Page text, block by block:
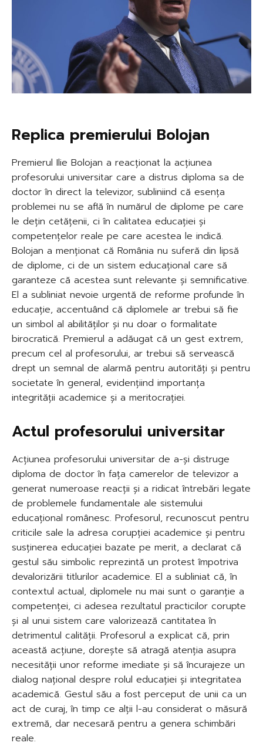
Replica premierului Bolojan
Premierul Ilie Bolojan a reacționat la acțiunea
profesorului universitar care a distrus diploma sa de
doctor în direct la televizor, subliniind că esența
problemei nu se află în numărul de diplome pe care
le dețin cetățenii, ci în calitatea educației și
competențelor reale pe care acestea le indică.
Bolojan a menționat că România nu suferă din lipsă
de diplome, ci de un sistem educațional care să
garanteze că acestea sunt relevante și semnificative.
El a subliniat nevoie urgentă de reforme profunde în
educație, accentuând că diplomele ar trebui să fie
un simbol al abilităților și nu doar o formalitate
birocratică. Premierul a adăugat că un gest extrem,
precum cel al profesorului, ar trebui să servească
drept un semnal de alarmă pentru autorități și pentru
societate în general, evidențiind importanța
integrității academice și a meritocrației.
Actul profesorului universitar
Acțiunea profesorului universitar de a-și distruge
diploma de doctor în fața camerelor de televizor a
generat numeroase reacții și a ridicat întrebări legate
de problemele fundamentale ale sistemului
educațional românesc. Profesorul, recunoscut pentru
criticile sale la adresa corupției academice și pentru
susținerea educației bazate pe merit, a declarat că
gestul său simbolic reprezintă un protest împotriva
devalorizării titlurilor academice. El a subliniat că, în
contextul actual, diplomele nu mai sunt o garanție a
competenței, ci adesea rezultatul practicilor corupte
și al unui sistem care valorizează cantitatea în
detrimentul calității. Profesorul a explicat că, prin
această acțiune, dorește să atragă atenția asupra
necesității unor reforme imediate și să încurajeze un
dialog național despre rolul educației și integritatea
academică. Gestul său a fost perceput de unii ca un
act de curaj, în timp ce alții l-au considerat o măsură
extremă, dar necesară pentru a genera schimbări
reale.